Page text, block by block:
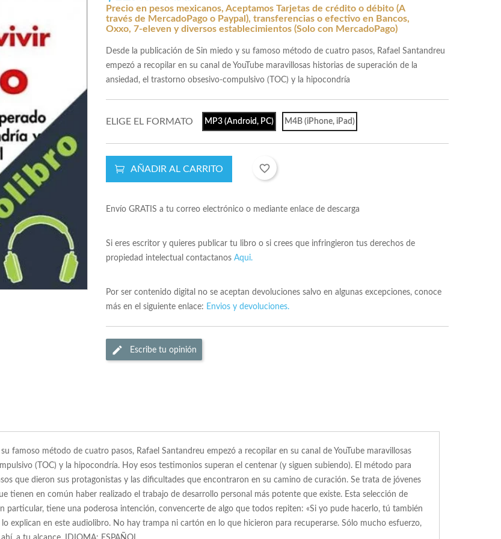
Precio en pesos mexicanos, Aceptamos Tarjetas de crédito o débito (A
través de MercadoPago o Paypal), transferencias o efectivo en Bancos,
Oxxo, 7-eleven y diversos establecimientos (Solo con MercadoPago)
Desde la publicación de Sin miedo y su famoso método de cuatro pasos, Rafael Santandreu
empezó a recopilar en su canal de YouTube maravillosas historias de superación de la
ansiedad, el trastorno obsesivo-compulsivo (TOC) y la hipocondría
ELIGE EL FORMATO MP3 (Android, PC) M4B (iPhone, iPad)
AÑADIR AL CARRITO favorite_border
Envío GRATIS a tu correo electrónico o mediante enlace de descarga
Si eres escritor y quieres publicar tu libro o si crees que infringieron tus derechos de
propiedad intelectual contactanos Aqui.
Por ser contenido digital no se aceptan devoluciones salvo en algunas excepciones, conoce
más en el siguiente enlace: Envios y devoluciones.
Escribe tu opinión
famoso método de cuatro pasos, Rafael Santandreu empezó a recopilar en su canal de YouTube maravillosas
(TOC) y la hipocondría. Hoy esos testimonios superan el centenar (y siguen subiendo). El método para
que dieron sus protagonistas y las dificultades que encontraron en su camino de curación. Se trata de jóvenes
tienen en común haber realizado el trabajo de desarrollo personal más potente que existe. Esta selección de
particular, tiene una poderosa intención, convencerte de algo que todos repiten: «Si yo pude hacerlo, tú también
explican en este audiolibro. No hay trampa ni cartón en lo que hicieron para recuperarse. Sólo mucho esfuerzo,